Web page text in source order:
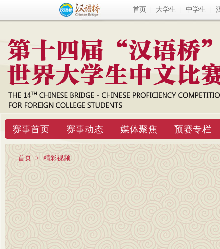
首页 | 大学生 | 中学生 |
赛事首页 赛事动态 媒体聚焦 预赛专栏
首页 > 精彩视频